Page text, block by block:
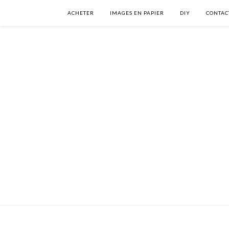
ACHETER IMAGES EN PAPIER DIY